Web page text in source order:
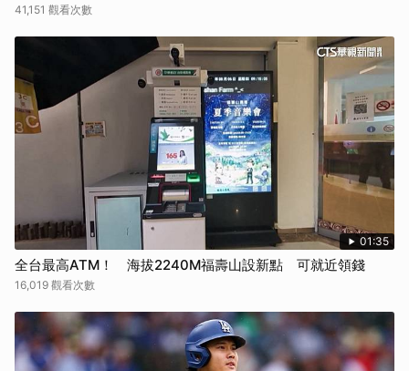
41,151 觀看次數
01:35
全台最高ATM！ 海拔2240M福壽山設新點 可就近領錢
16,019 觀看次數